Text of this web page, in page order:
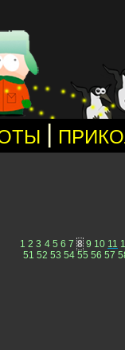
|
1 2 3 4 5 6 7 8 9 10 11
51 52 53 54 55 56 57